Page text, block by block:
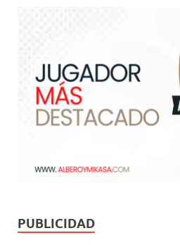
PUBLICIDAD